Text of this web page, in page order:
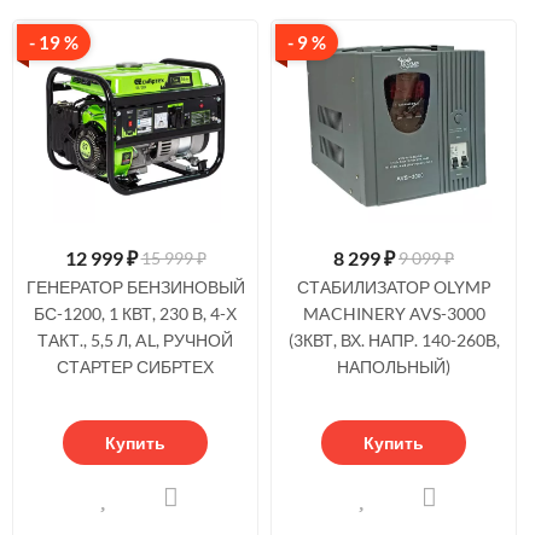
- 19 %
12 999₽15 999 ₽
ГЕНЕРАТОР БЕНЗИНОВЫЙ
БС-1200, 1 КВТ, 230 В, 4-Х
ТАКТ., 5,5 Л, AL, РУЧНОЙ
СТАРТЕР СИБРТЕХ
Купить
- 9 %
8 299₽9 099 ₽
СТАБИЛИЗАТОР OLYMP
MACHINERY AVS-3000
(3КВТ, ВХ. НАПР. 140-260В,
НАПОЛЬНЫЙ)
Купить